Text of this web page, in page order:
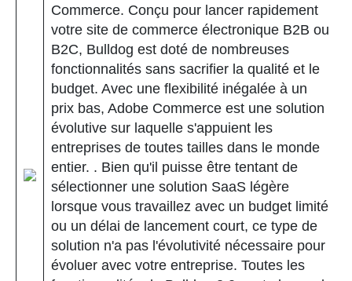
Commerce. Conçu pour lancer rapidement
votre site de commerce électronique B2B ou
B2C, Bulldog est doté de nombreuses
fonctionnalités sans sacrifier la qualité et le
budget. Avec une flexibilité inégalée à un
prix bas, Adobe Commerce est une solution
évolutive sur laquelle s'appuient les
entreprises de toutes tailles dans le monde
entier. . Bien qu'il puisse être tentant de
sélectionner une solution SaaS légère
lorsque vous travaillez avec un budget limité
ou un délai de lancement court, ce type de
solution n'a pas l'évolutivité nécessaire pour
évoluer avec votre entreprise. Toutes les